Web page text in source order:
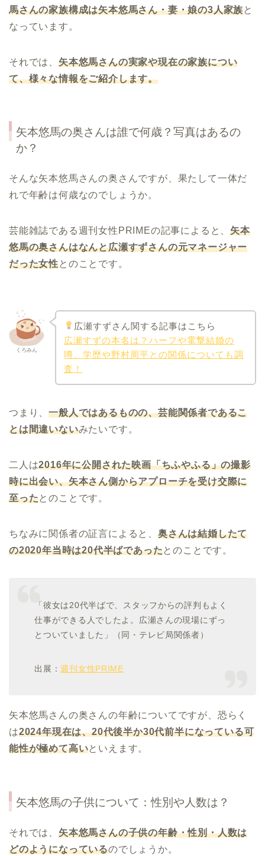
馬さんの家族構成は矢本悠馬さん・妻・娘の3人家族と
なっています。
それでは、 矢本悠馬さんの実家や現在の家族につい
て、様々な情報をご紹介します。
矢本悠馬の奥さんは誰で何歳？写真はあるの
か？
そんな矢本悠馬さんの奥さんですが、果たして一体だ
れで年齢は何歳なのでしょうか。
芸能雑誌である週刊女性PRIMEの記事によると、矢本
悠馬の奥さんはなんと広瀬すずさんの元マネージャー
だった女性とのことです。
くろみん
広瀬すずさん関する記事はこちら
広瀬すずの本名は？ハーフや電撃結婚の
噂、学歴や野村周平との関係についても調
査！
つまり、一般人ではあるものの、芸能関係者であるこ
とは間違いないみたいです。
二人は2016年に公開された映画「ちふやふる」の撮影
時に出会い、矢本さん側からアプローチを受け交際に
至ったとのことです。
ちなみに関係者の証言によると、 奥さんは結婚したて
の2020年当時は20代半ばであったとのことです。
「彼女は20代半ばで、スタッフからの評判もよく
仕事ができる人でしたよ。広瀬さんの現場にずっ
とついていました」（同・テレビ局関係者）
出展：週刊女性PRIME
矢本悠馬さんの奥さんの年齢についてですが、恐らく
は2024年現在は、20代後半か30代前半になっている可
能性が極めて高いといえます。
矢本悠馬の子供について：性別や人数は？
それでは、 矢本悠馬さんの子供の年齢・性別・人数は
どのようになっているのでしょうか。